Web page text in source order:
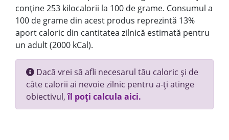
conține 253 kilocalorii la 100 de grame. Consumul a
100 de grame din acest produs reprezintă 13%
aport caloric din cantitatea zilnică estimată pentru
un adult (2000 kCal).
Dacă vrei să afli necesarul tău caloric și de
câte calorii ai nevoie zilnic pentru a-ți atinge
obiectivul,îl poți calcula aici.